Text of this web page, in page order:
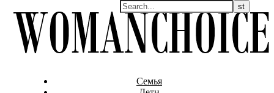
Семья